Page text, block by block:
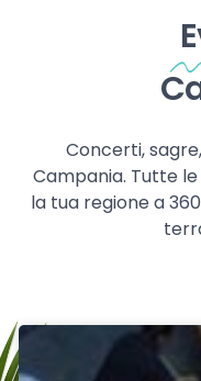
Concerti,
Campania. Tutte
la tua regione a